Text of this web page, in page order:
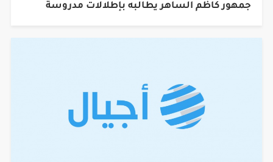
جمهور كاظم الساهر يطالبه بإطلالات مدروسة